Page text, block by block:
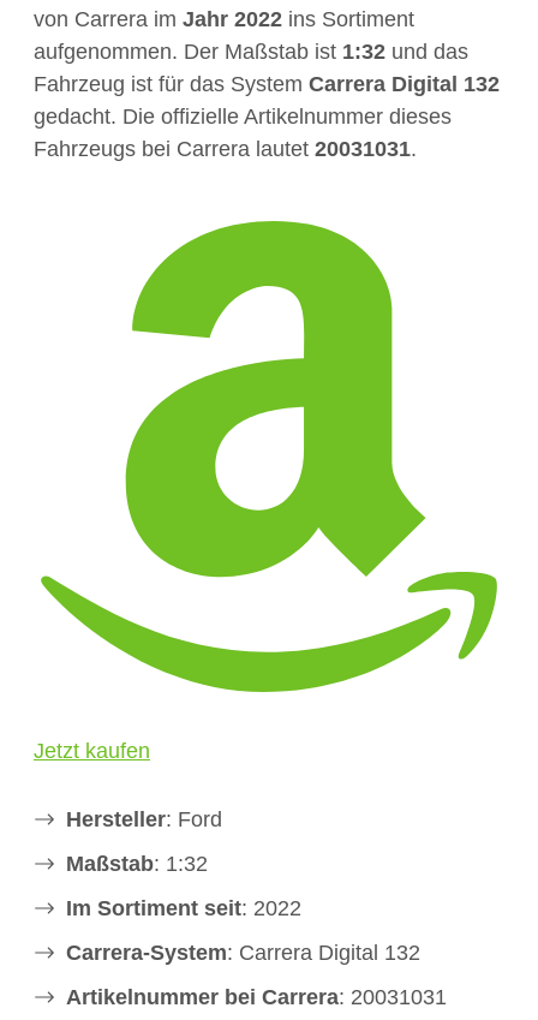
von Carrera im Jahr 2022 ins Sortiment
aufgenommen. Der Maßstab ist 1:32 und das
Fahrzeug ist für das System Carrera Digital 132
gedacht. Die offizielle Artikelnummer dieses
Fahrzeugs bei Carrera lautet 20031031.
Jetzt kaufen
Hersteller: Ford
Maßstab: 1:32
Im Sortiment seit: 2022
Carrera-System: Carrera Digital 132
Artikelnummer bei Carrera: 20031031